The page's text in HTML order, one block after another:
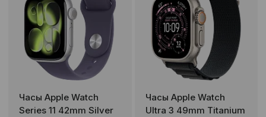
Часы Apple Watch
Series 11 42mm Silver
Часы Apple Watch
Ultra 3 49mm Titanium